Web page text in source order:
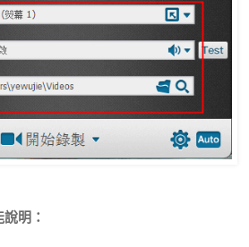
明：